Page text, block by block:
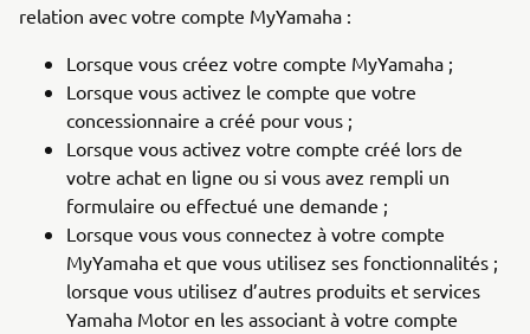
relation avec votre compte MyYamaha :
Lorsque vous créez votre compte MyYamaha ;
Lorsque vous activez le compte que votre
concessionnaire a créé pour vous ;
Lorsque vous activez votre compte créé lors de
votre achat en ligne ou si vous avez rempli un
formulaire ou effectué une demande ;
Lorsque vous vous connectez à votre compte
MyYamaha et que vous utilisez ses fonctionnalités ;
lorsque vous utilisez d’autres produits et services
Yamaha Motor en les associant à votre compte